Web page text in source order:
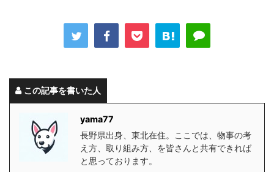
この記事を書いた人
yama77
長野県出身、東北在住。ここでは、物事の考
え方、取り組み方、を皆さんと共有できれば
と思っております。